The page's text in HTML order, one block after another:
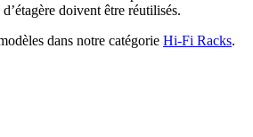
doivent être réutilisés.
dans notre catégorie Hi-Fi Racks.